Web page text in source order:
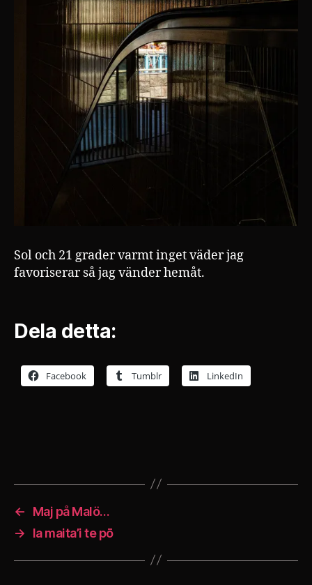
Sol och 21 grader varmt inget väder jag
favoriserar så jag vänder hemåt.
Dela detta:
Facebook Tumblr LinkedIn
←
Maj på Malö…
→
Ia maita’i te pō